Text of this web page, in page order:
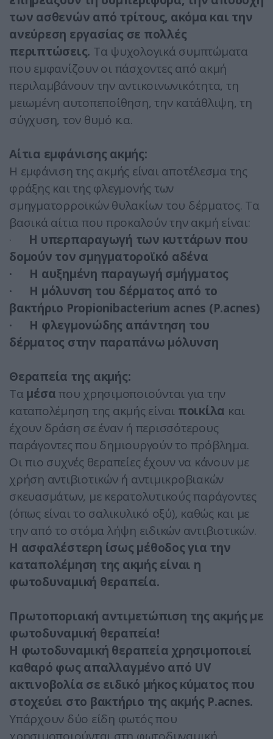
των ασθενών από τρίτους, ακόμα και την
ανεύρεση εργασίας σε πολλές
περιπτώσεις. Τα ψυχολογικά συμπτώματα
που εμφανίζουν οι πάσχοντες από ακμή
περιλαμβάνουν την αντικοινωνικότητα, τη
μειωμένη αυτοπεποίθηση, την κατάθλιψη, τη
σύγχυση, τον θυμό κ.α.
Αίτια εμφάνισης ακμής:
Η εμφάνιση της ακμής είναι αποτέλεσμα της
φράξης και της φλεγμονής των
σμηγματορροϊκών θυλακίων του δέρματος. Τα
βασικά αίτια που προκαλούν την ακμή είναι:
· Η υπερπαραγωγή των κυττάρων που
δομούν τον σμηγματοροϊκό αδένα
· Η αυξημένη παραγωγή σμήγματος
· Η μόλυνση του δέρματος από το
βακτήριο Propionibacterium acnes (P.acnes)
· Η φλεγμονώδης απάντηση του
δέρματος στην παραπάνω μόλυνση
Θεραπεία της ακμής:
Τα μέσαπου χρησιμοποιούνται για την
καταπολέμηση της ακμής είναι ποικίλα και
έχουν δράση σε έναν ή περισσότερους
παράγοντες που δημιουργούν το πρόβλημα.
Οι πιο συχνές θεραπείες έχουν να κάνουν με
χρήση αντιβιοτικών ή αντιμικροβιακών
σκευασμάτων, με κερατολυτικούς παράγοντες
(όπως είναι το σαλικυλικό οξύ), καθώς και με
την από το στόμα λήψη ειδικών αντιβιοτικών.
Η ασφαλέστερη ίσως μέθοδος για την
καταπολέμηση της ακμής είναι η
φωτοδυναμική θεραπεία.
Πρωτοποριακή αντιμετώπιση της ακμής με
φωτοδυναμική θεραπεία!
Η φωτοδυναμική θεραπεία χρησιμοποιεί
καθαρό φως απαλλαγμένο από UV
ακτινοβολία σε ειδικό μήκος κύματος που
στοχεύει στο βακτήριο της ακμής P.acnes.
Υπάρχουν δύο είδη φωτός που